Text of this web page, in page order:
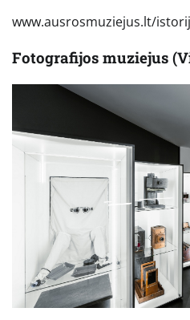
www.ausrosmuziejus.lt/
Fotografijos muziejus